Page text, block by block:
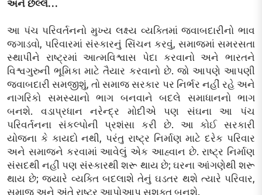
અને છેલ્લે…
આ પંચ પરિવર્તનનો મુખ્ય લક્ષ્ય વ્યક્તિમાં જવાબદારીનો ભાવ
જગાડવો, પરિવારમાં સંસ્કારનું સિંચન કરવું, સમાજમાં સમરસતા
સ્થાપીને રાષ્ટ્રમાં આત્મવિશ્વાસ પેદા કરવાનો અને ભારતને
વિશ્વગુરુની ભૂમિકા માટે તૈયાર કરવાનો છે. જો આપણે આપણી
જવાબદારી સમજીશું, તો સમાજ સરકાર પર નિર્ભર નહીં રહે અને
નાગરિકો સમસ્યાનો ભાગ બનવાને બદલે સમાધાનનો ભાગ
બનશે. વડાપ્રધાન નરેન્દ્ર મોદીએ પણ સંઘના આ પંચ
પરિવર્તનના સંકલ્પોની પ્રશંસા કરી છે. આ કોઈ સરકારી
યોજના કે કાયદો નથી, પરંતુ રાષ્ટ્ર નિર્માણ માટે દરેક પરિવાર
અને સમાજને કરવામાં આવેલું એક આહ્વાન છે. રાષ્ટ્ર નિર્માણ
સંસદથી નહીં પણ સંસ્કારથી શરૂ થાય છે; ઘરના આંગણેથી શરૂ
થાય છે; જ્યારે વ્યક્તિ બદલાશે તેનું ઘડતર થશે ત્યારે પરિવાર,
સમાજ અને અંતે રાષ્ટ્ર આપોઆપ સશક્ત બનશે.